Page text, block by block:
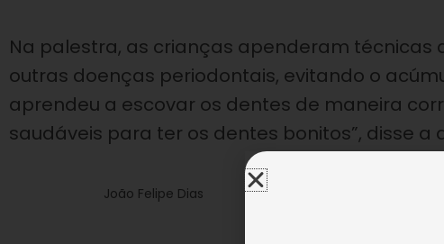
Na palestra, as crianças apenderam técnicas
outras doenças periodontais, evitando o
aprendeu a escovar os dentes de maneira
saudáveis para ter os dentes bonitos”, disse a
João Felipe Dias